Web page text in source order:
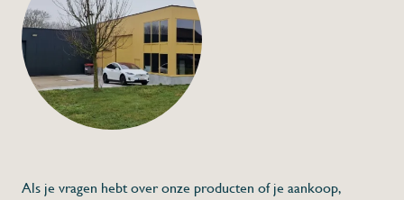
Als je vragen hebt over onze producten of je aankoop,